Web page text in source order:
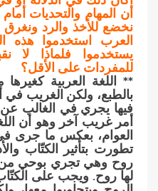
أن المهام والتحديات أمام
نخضع للأخذ والرد
العرب استخدموا هذه
يستخدموا فلماذا لا
للمفردات على الأقل؟
** اللغة العربية
بالطبع، ولكن الغريب في
فيها يجري في الغالب عن
أمر غريب آخر وهو أن
العوام، بعكس ما جرى في
تطورت بتأثير الكتّاب
روح وهي تجري بوحي من
لها روح. ويجب على